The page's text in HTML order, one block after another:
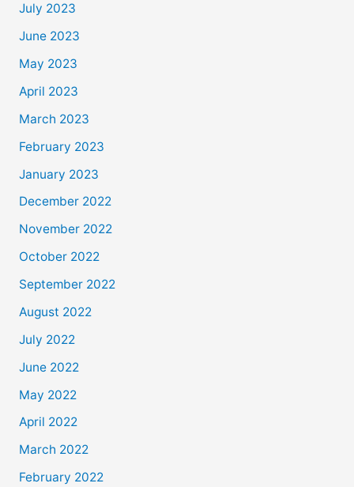
July 2023
June 2023
May 2023
April 2023
March 2023
February 2023
January 2023
December 2022
November 2022
October 2022
September 2022
August 2022
July 2022
June 2022
May 2022
April 2022
March 2022
February 2022